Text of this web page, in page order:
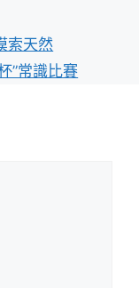
索天然
”常識比賽